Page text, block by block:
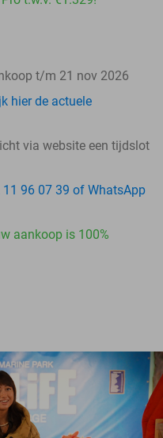
t/m 21 nov 2026
hier de actuele
via website een tijdslot
11 96 07 39 of WhatsApp
aankoop is 100%